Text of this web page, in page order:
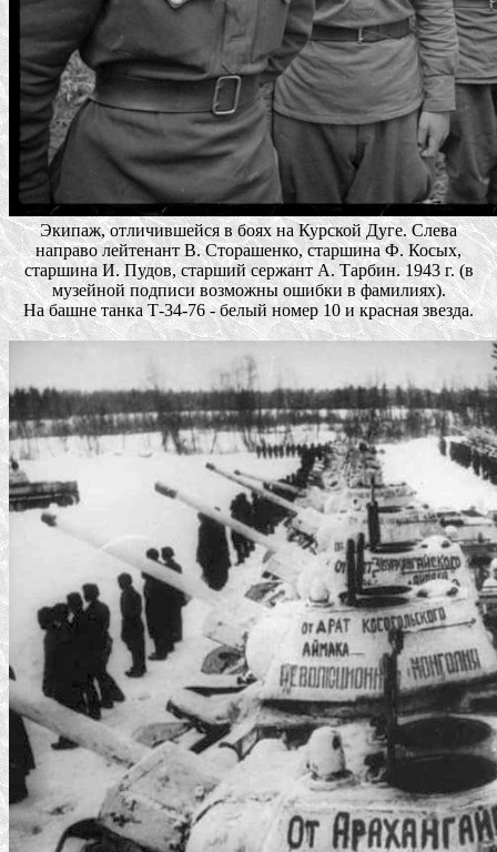
Экипаж, отличившейся в боях на Курской Дуге. Слева
направо лейтенант В. Сторашенко, старшина Ф. Косых,
старшина И. Пудов, старший сержант А. Тарбин. 1943 г. (в
музейной подписи возможны ошибки в фамилиях).
На башне танка Т-34-76 - белый номер 10 и красная звезда.